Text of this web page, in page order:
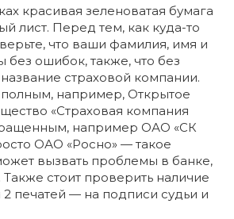
красивая зеленоватая бумага
лист. Перед тем, как куда-то
что ваши фамилия, имя и
без ошибок, также, что без
страховой компании.
например, Открытое
«Страховая компания
например ОАО «СК
ОАО «Росно» — такое
вызвать проблемы в банке,
Также стоит проверить наличие
печатей — на подписи судьи и